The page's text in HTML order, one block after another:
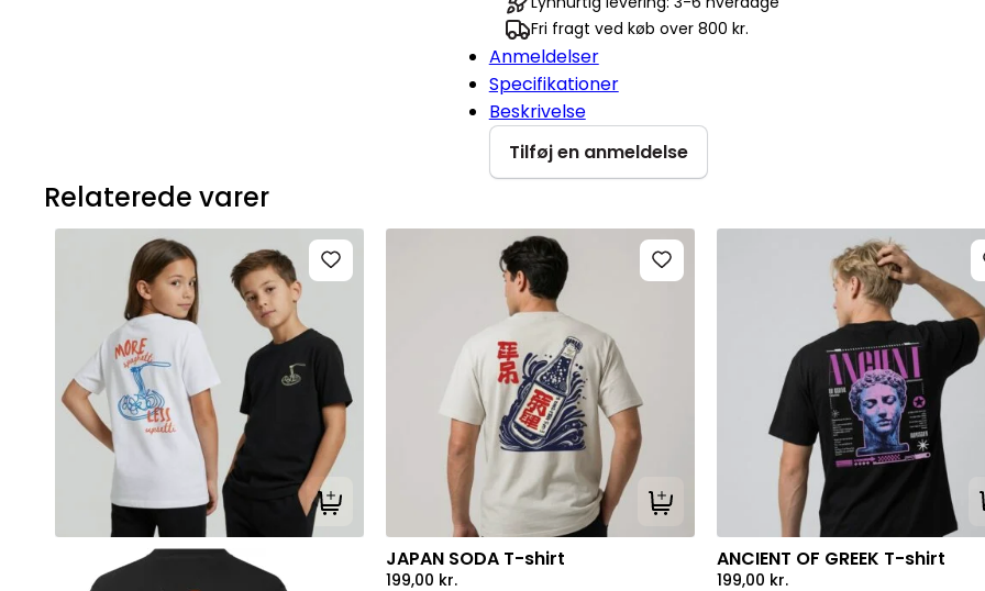
antalFri fragt ved køb over 800 kr.
Anmeldelser
Specifikationer
Beskrivelse
Tilføj en anmeldelse
Relaterede varer
Tilføj til kurv Tilføj til kurv
JAPAN SODA T-shirt
199,00 kr.
ANCIENT OF GREEK T-shirt
199,00 kr.